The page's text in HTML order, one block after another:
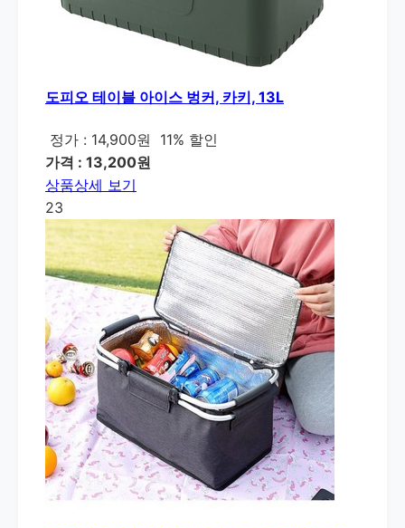
도피오 테이블 아이스 벙커, 카키, 13L
정가 : 14,900원
11% 할인
가격 : 13,200원
상품상세 보기
23